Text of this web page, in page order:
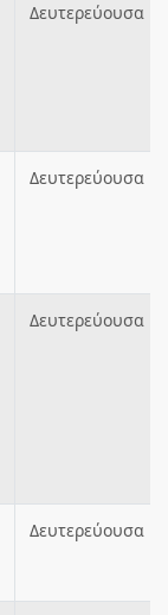
Δευτερεύουσα
Δευτερεύουσα
Δευτερεύουσα
Δευτερεύουσα